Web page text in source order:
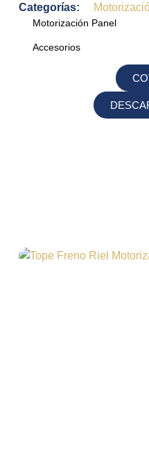
Categorías:
Motorización Panel
Accesorios